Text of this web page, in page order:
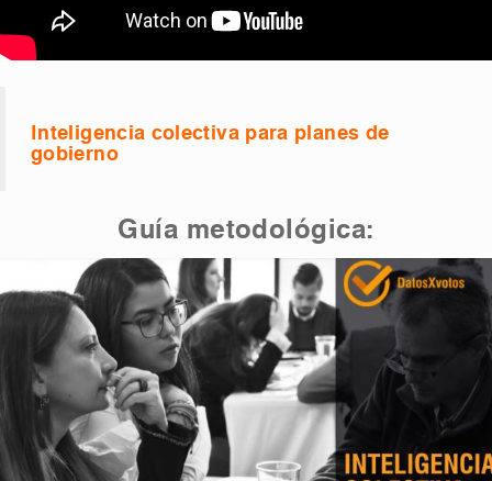
Inteligencia colectiva para planes de
gobierno
Guía metodológica: